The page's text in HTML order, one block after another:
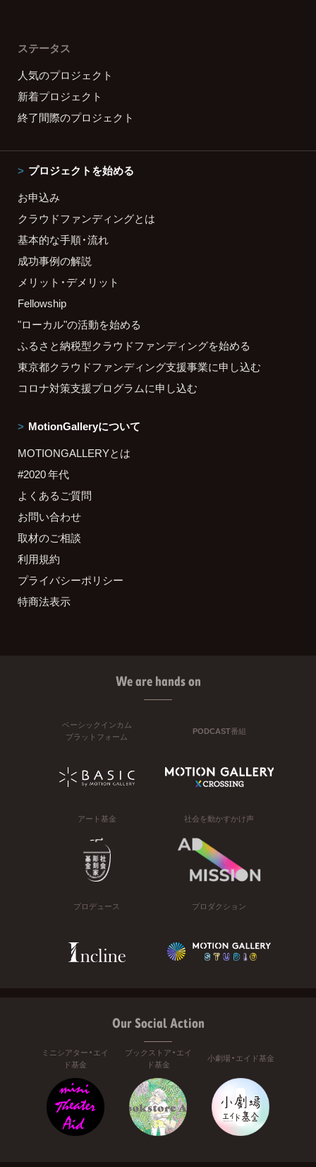
ステータス
人気のプロジェクト
新着プロジェクト
終了間際のプロジェクト
プロジェクトを始める
お申込み
クラウドファンディングとは
基本的な手順・流れ
成功事例の解説
メリット・デメリット
Fellowship
"ローカル"の活動を始める
ふるさと納税型クラウドファンディングを始める
東京都クラウドファンディング支援事業に申し込む
コロナ対策支援プログラムに申し込む
MotionGalleryについて
MOTIONGALLERYとは
#2020 年代
よくあるご質問
お問い合わせ
取材のご相談
利用規約
プライバシーポリシー
特商法表示
We are hands on
ベーシックインカム
プラットフォーム
PODCAST番組
アート基金 社会を動かすかけ声
プロデュース プロダクション
Our Social Action
ミニシアター・エイ
ド基金
ブックストア・エイ
ド基金
小劇場・エイド基金